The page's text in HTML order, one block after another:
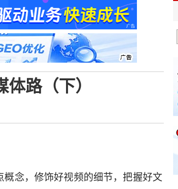
路（下）
念，修饰好视频的细节，把握好文